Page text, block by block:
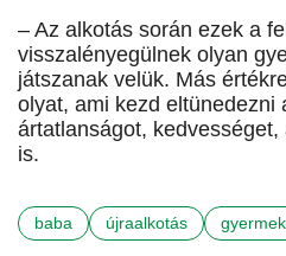
– Az alkotás során ezek a
visszalényegülnek olyan
játszanak velük. Más
olyat, ami kezd eltünedezni
ártatlanságot,
is.
baba újraalkotás